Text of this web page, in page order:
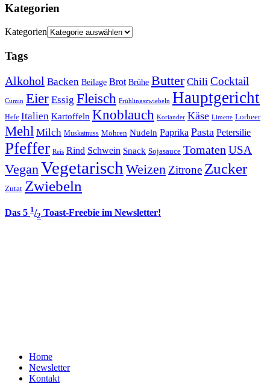
Kategorien
Kategorien
Tags
Alkohol Backen Beilage Brot Brühe Butter Chili Cocktail
Cumin Eier Essig Fleisch Frühlingszwiebeln Hauptgericht
Hefe Italien Kartoffeln Knoblauch Koriander Käse Limette Lorbeer
Mehl Milch Muskatnuss Möhren Nudeln Paprika Pasta Petersilie
Pfeffer Reis Rind Schwein Snack Sojasauce Tomaten USA
VeganVegetarisch Weizen Zitrone Zucker
Zutat Zwiebeln
Das 5 1/2 Toast-Freebie im Newsletter!
Home
Newsletter
Kontakt